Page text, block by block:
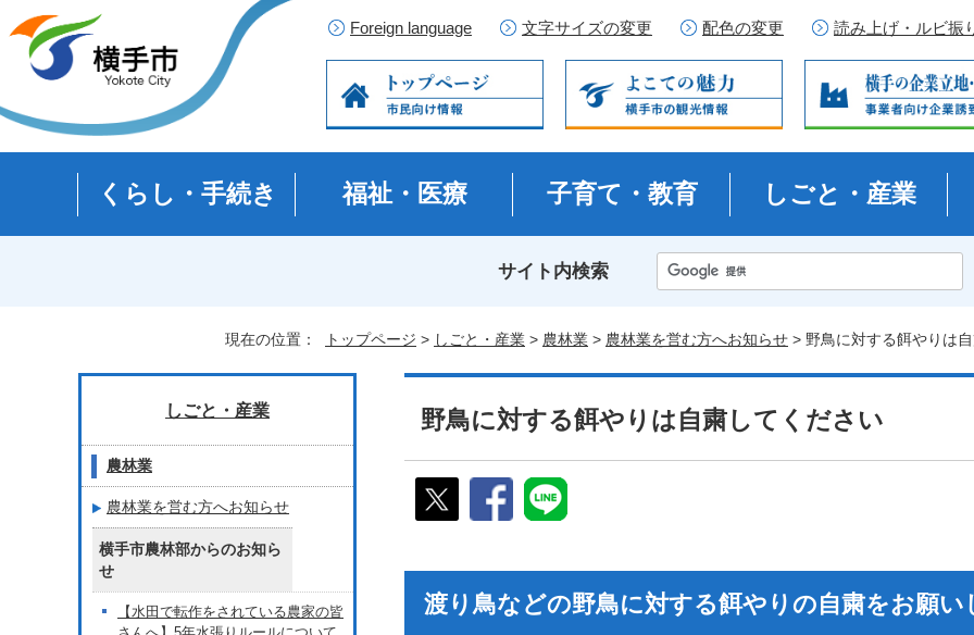
Foreign language 文字サイズの変更 配色の変更 読み上げ・ルビ振
くらし・手続き 福祉・医療 子育て・教育 しごと・産業
サイト内検索
現在の位置： トップページ > しごと・産業 > 農林業 > 農林業を営む方へお知らせ > 野鳥に対する餌やりは
野鳥に対する餌やりは自粛してください
渡り鳥などの野鳥に対する餌やりの自粛をお願い
しごと・産業
農林業
農林業を営む方へお知らせ
横手市農林部からのお知ら
せ
【水田で転作をされている農家の皆